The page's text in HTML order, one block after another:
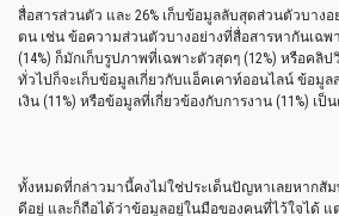
สื่อสารส่วนตัว และ 26% เก็บข้อมูลลับสุดส่วนตัวบาง
ตน เช่น ข้อความส่วนตัวบางอย่างที่สื่อสารหากันเฉพ
(14%) ก็มักเก็บรูปภาพที่เฉพาะตัวสุดๆ (12%) หรือคลิป
ทั่วไปก็จะเก็บข้อมูลเกี่ยวกับแอ็คเคาท์ออนไลน์ ข้อมู
เงิน (11%) หรือข้อมูลที่เกี่ยวข้องกับการงาน (11%) เป็
ทั้งหมดที่กล่าวมานี้คงไม่ใช่ประเด็นปัญหาเลยหาก
ดีอยู่ และก็ถือได้ว่าข้อมูลอยู่ในมือของคนที่ไว้ใจได้